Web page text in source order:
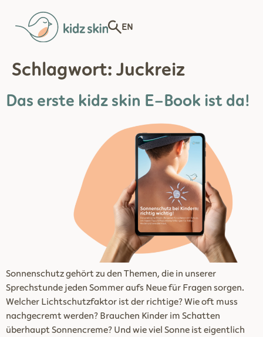
EN
Schlagwort: Juckreiz
Das erste kidz skin E-Book ist da!
Sonnenschutz gehört zu den Themen, die in unserer
Sprechstunde jeden Sommer aufs Neue für Fragen sorgen.
Welcher Lichtschutzfaktor ist der richtige? Wie oft muss
nachgecremt werden? Brauchen Kinder im Schatten
überhaupt Sonnencreme? Und wie viel Sonne ist eigentlich